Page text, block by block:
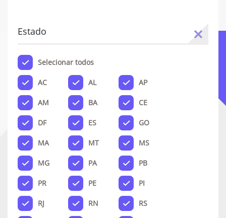
Estado
Selecionar todos
AC AL AP
AM BA CE
DF ES GO
MA MT MS
MG PA PB
PR PE PI
RJ RN RS